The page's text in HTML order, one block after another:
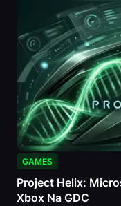
GAMES
Project Helix:
Xbox Na GDC